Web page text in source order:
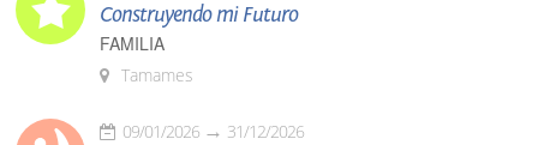
Construyendo mi Futuro
FAMILIA
Tamames
09/01/2026 31/12/2026